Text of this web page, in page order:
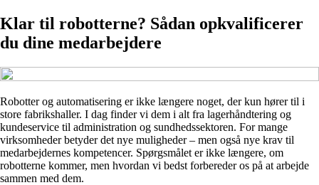
Klar til robotterne? Sådan opkvalificerer
du dine medarbejdere
Robotter og automatisering er ikke længere noget, der kun hører til i
store fabrikshaller. I dag finder vi dem i alt fra lagerhåndtering og
kundeservice til administration og sundhedssektoren. For mange
virksomheder betyder det nye muligheder – men også nye krav til
medarbejdernes kompetencer. Spørgsmålet er ikke længere, om
robotterne kommer, men hvordan vi bedst forbereder os på at arbejde
sammen med dem.